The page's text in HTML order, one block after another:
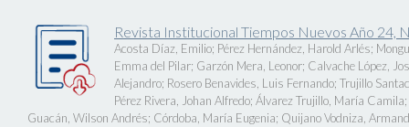
Revista Institucional Tiempos Nuevos Año 24,
Acosta Díaz, Emilio; Pérez Hernández, Harold Arlés;
Emma del Pilar; Garzón Mera, Leonor; Calvache López,
Alejandro; Rosero Benavides, Luis Fernando; Trujillo
Pérez Rivera, Johan Alfredo; Álvarez Trujillo, María Camila;
Guacán, Wilson Andrés; Córdoba, María Eugenia; Quijano Vodniza,